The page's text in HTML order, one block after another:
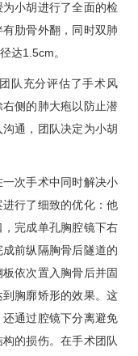
小胡进行了全面的检
肋骨外翻，同时双肺
达1.5cm。
队充分评估了手术风
侧的肺大疱以防止潜
通，团队决定为小胡
次手术中同时解决小
行了细致的优化：他
完成单孔胸腔镜下右
前纵隔胸骨后隧道的
依次置入胸骨后并固
胸廓矫形的效果。这
通过腔镜下分离避免
的损伤。在手术团队